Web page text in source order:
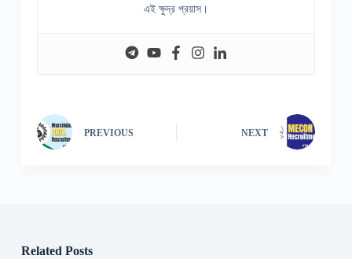
এই ক্ষুদ্র প্রয়াস।
PREVIOUS NEXT
Related Posts